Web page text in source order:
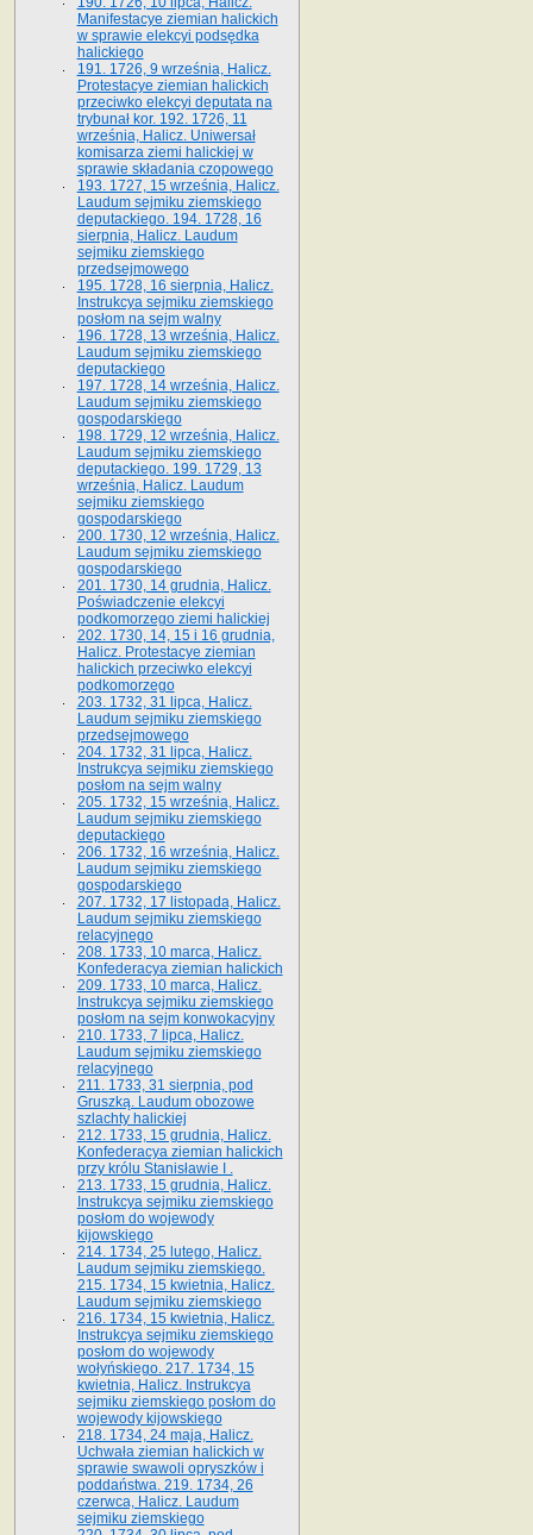
Manifestacye ziemian halickich
w sprawie elekcyi podsędka
halickiego
191. 1726, 9 września, Halicz.
Protestacye ziemian halickich
przeciwko elekcyi deputata na
trybunał kor. 192. 1726, 11
września, Halicz. Uniwersał
komisarza ziemi halickiej w
sprawie składania czopowego
193. 1727, 15 września, Halicz.
Laudum sejmiku ziemskiego
deputackiego. 194. 1728, 16
sierpnia, Halicz. Laudum
sejmiku ziemskiego
przedsejmowego
195. 1728, 16 sierpnia, Halicz.
Instrukcya sejmiku ziemskiego
posłom na sejm walny
196. 1728, 13 września, Halicz.
Laudum sejmiku ziemskiego
deputackiego
197. 1728, 14 września, Halicz.
Laudum sejmiku ziemskiego
gospodarskiego
198. 1729, 12 września, Halicz.
Laudum sejmiku ziemskiego
deputackiego. 199. 1729, 13
września, Halicz. Laudum
sejmiku ziemskiego
gospodarskiego
200. 1730, 12 września, Halicz.
Laudum sejmiku ziemskiego
gospodarskiego
201. 1730, 14 grudnia, Halicz.
Poświadczenie elekcyi
podkomorzego ziemi halickiej
202. 1730, 14, 15 i 16 grudnia,
Halicz. Protestacye ziemian
halickich przeciwko elekcyi
podkomorzego
203. 1732, 31 lipca, Halicz.
Laudum sejmiku ziemskiego
przedsejmowego
204. 1732, 31 lipca, Halicz.
Instrukcya sejmiku ziemskiego
posłom na sejm walny
205. 1732, 15 września, Halicz.
Laudum sejmiku ziemskiego
deputackiego
206. 1732, 16 września, Halicz.
Laudum sejmiku ziemskiego
gospodarskiego
207. 1732, 17 listopada, Halicz.
Laudum sejmiku ziemskiego
relacyjnego
208. 1733, 10 marca, Halicz.
Konfederacya ziemian halickich­
209. 1733, 10 marca, Halicz.
Instrukcya sejmiku ziemskiego
posłom na sejm konwokacyjny
210. 1733, 7 lipca, Halicz.
Laudum sejmiku ziemskiego
relacyjnego
211. 1733, 31 sierpnia, pod
Gruszką. Laudum obozowe
szlachty halickiej
212. 1733, 15 grudnia, Halicz.
Konfederacya ziemian halickich
przy królu Stanisławie I .
213. 1733, 15 grudnia, Halicz.
Instrukcya sejmiku ziemskiego
posłom do wojewody
kijowskiego
214. 1734, 25 lutego, Halicz.
Laudum sejmiku ziemskiego.
215. 1734, 15 kwietnia, Halicz.
Laudum sejmiku ziemskiego
216. 1734, 15 kwietnia, Halicz.
Instrukcya sejmiku ziemskiego
posłom do wojewody
wołyńskiego. 217. 1734, 15
kwietnia, Halicz. Instrukcya
sejmiku ziemskiego posłom do
wojewody kijowskiego
218. 1734, 24 maja, Halicz.
Uchwała ziemian halickich w
sprawie swawoli opryszków i
poddaństwa. 219. 1734, 26
czerwca, Halicz. Laudum
sejmiku ziemskiego